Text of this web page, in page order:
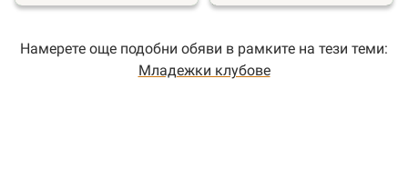
Намерете още подобни обяви в рамките на тези теми:
Младежки клубове